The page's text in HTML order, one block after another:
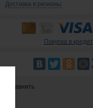
Доставка в регионы
Покупка в кредит
Сравнить